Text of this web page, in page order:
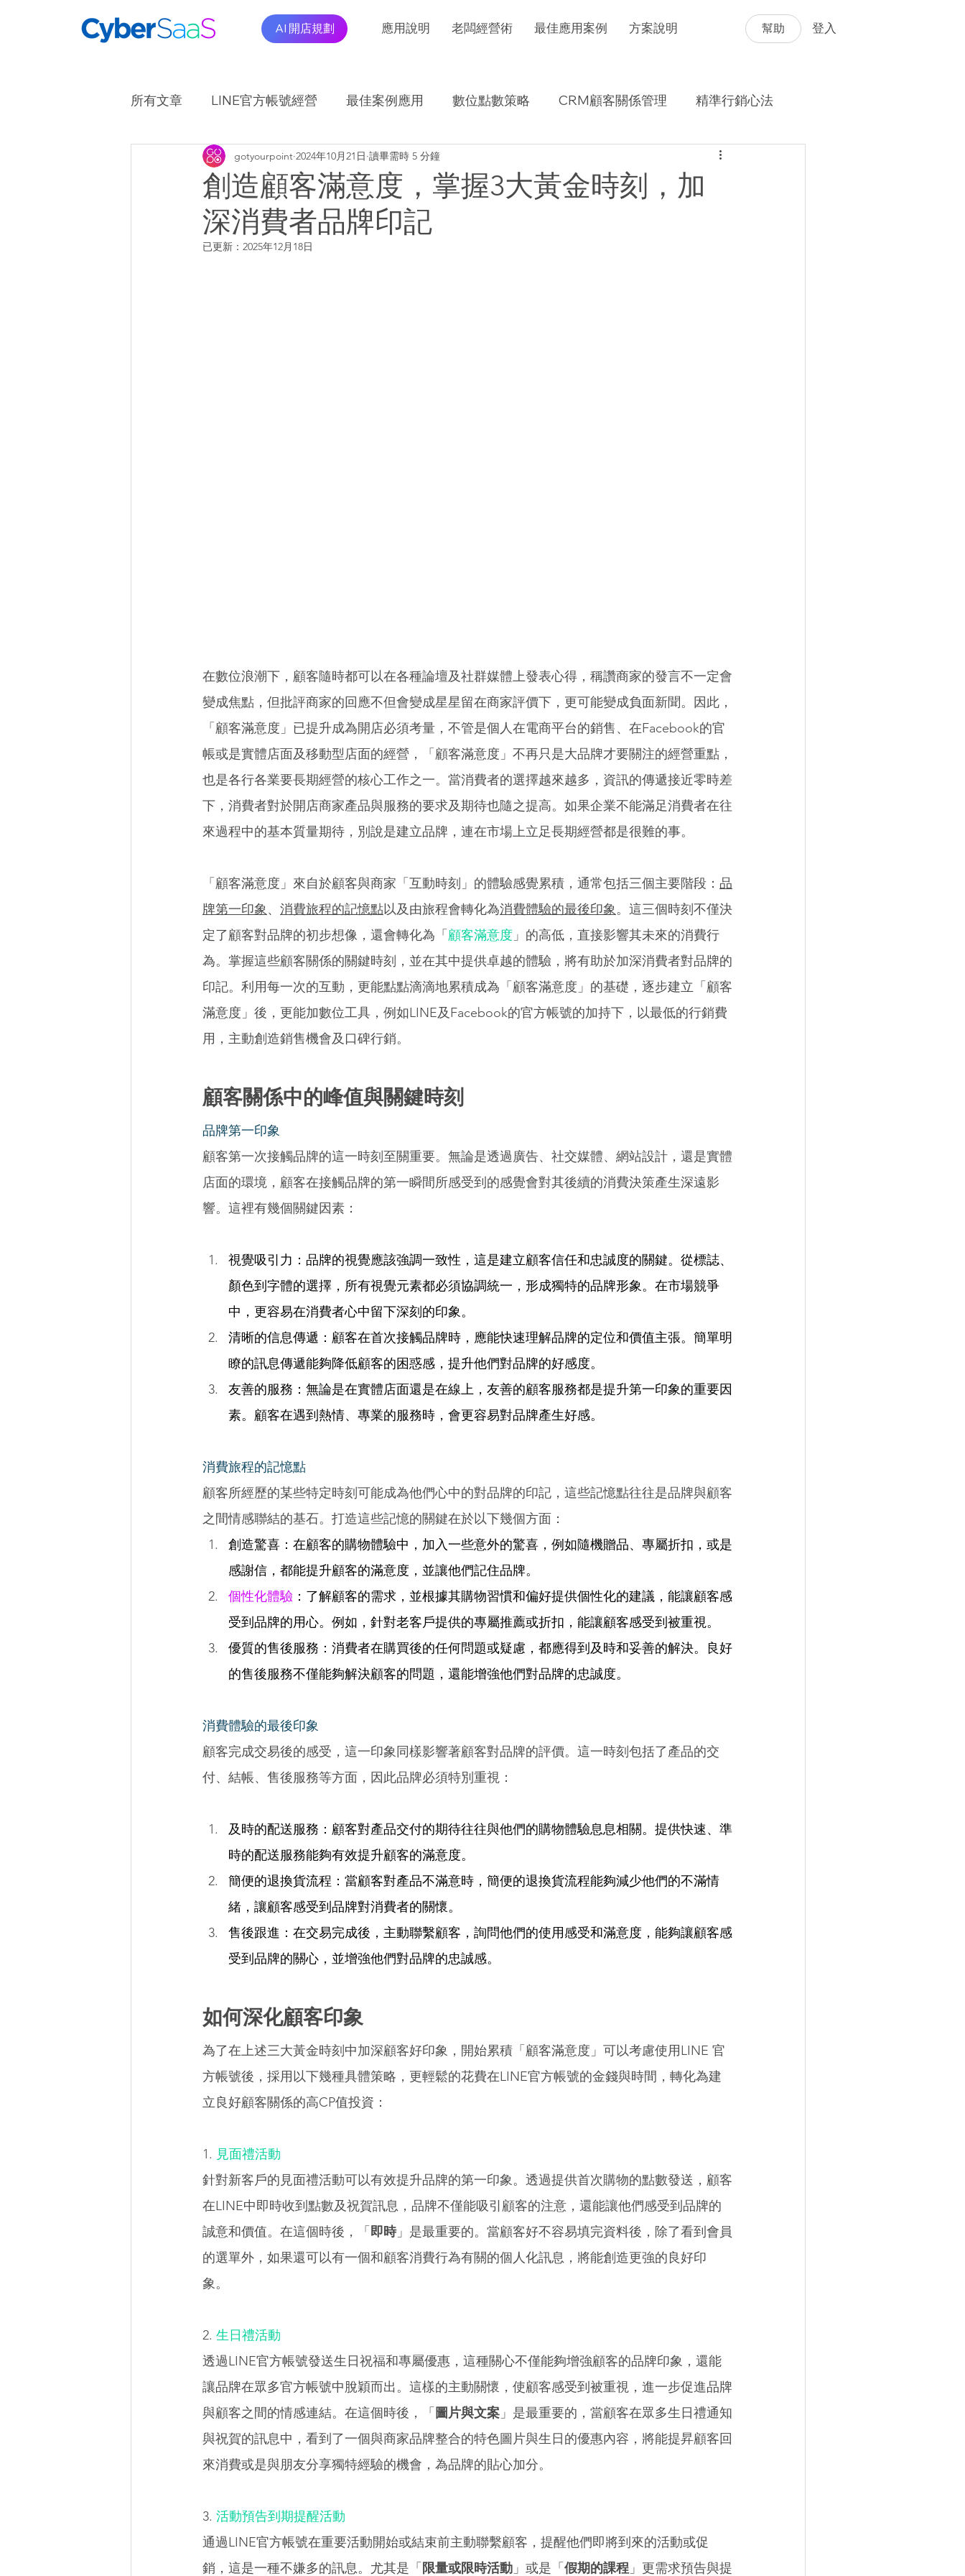
AI 開店規劃 應用說明 老闆經營術 最佳應用案例 方案說明 幫助 登入
所有文章 LINE官方帳號經營 最佳案例應用 數位點數策略 CRM顧客關係管理 精準行銷心法
OMO商圈應用實例 AI應用發展及趨勢 交易報表怎麼看
創造顧客滿意度，掌握3大黃金時刻，加
深消費者品牌印記
gotyourpoint 2024年10月21日 讀畢需時 5 分鐘
已更新： 2025年12月18日
在數位浪潮下，顧客隨時都可以在各種論壇及社群媒體上發表心得，稱讚商家的發言不一定會
變成焦點，但批評商家的回應不但會變成星星留在商家評價下，更可能變成負面新聞。因此，
「顧客滿意度」已提升成為開店必須考量，不管是個人在電商平台的銷售、在Facebook的官
帳或是實體店面及移動型店面的經營，「顧客滿意度」不再只是大品牌才要關注的經營重點，
也是各行各業要長期經營的核心工作之一。當消費者的選擇越來越多，資訊的傳遞接近零時差
下，消費者對於開店商家產品與服務的要求及期待也隨之提高。如果企業不能滿足消費者在往
來過程中的基本質量期待，別說是建立品牌，連在市場上立足長期經營都是很難的事。
「顧客滿意度」來自於顧客與商家「互動時刻」的體驗感覺累積，通常包括三個主要階段： 品
牌第一印象、 消費旅程的記憶點以及由旅程會轉化為消費體驗的最後印象。這三個時刻不僅決
定了顧客對品牌的初步想像，還會轉化為「 顧客滿意度 」的高低，直接影響其未來的消費行
為。掌握這些顧客關係的關鍵時刻，並在其中提供卓越的體驗，將有助於加深消費者對品牌的
印記。利用每一次的互動，更能點點滴滴地累積成為「顧客滿意度」的基礎，逐步建立「顧客
滿意度」後，更能加數位工具，例如LINE及Facebook的官方帳號的加持下，以最低的行銷費
用，主動創造銷售機會及口碑行銷。
顧客關係中的峰值與關鍵時刻
品牌第一印象
顧客第一次接觸品牌的這一時刻至關重要。無論是透過廣告、社交媒體、網站設計，還是實體
店面的環境，顧客在接觸品牌的第一瞬間所感受到的感覺會對其後續的消費決策產生深遠影
響。這裡有幾個關鍵因素：
視覺吸引力：品牌的視覺應該強調一致性，這是建立顧客信任和忠誠度的關鍵。從標誌、
顏色到字體的選擇，所有視覺元素都必須協調統一，形成獨特的品牌形象。在市場競爭
中，更容易在消費者心中留下深刻的印象。
清晰的信息傳遞：顧客在首次接觸品牌時，應能快速理解品牌的定位和價值主張。簡單明
瞭的訊息傳遞能夠降低顧客的困惑感，提升他們對品牌的好感度。
友善的服務：無論是在實體店面還是在線上，友善的顧客服務都是提升第一印象的重要因
素。顧客在遇到熱情、專業的服務時，會更容易對品牌產生好感。
消費旅程的記憶點
顧客所經歷的某些特定時刻可能成為他們心中的對品牌的印記，這些記憶點往往是品牌與顧客
之間情感聯結的基石。打造這些記憶的關鍵在於以下幾個方面：
創造驚喜：在顧客的購物體驗中，加入一些意外的驚喜，例如隨機贈品、專屬折扣，或是
感謝信，都能提升顧客的滿意度，並讓他們記住品牌。
個性化體驗 ：了解顧客的需求，並根據其購物習慣和偏好提供個性化的建議，能讓顧客感
受到品牌的用心。例如，針對老客戶提供的專屬推薦或折扣，能讓顧客感受到被重視。
優質的售後服務：消費者在購買後的任何問題或疑慮，都應得到及時和妥善的解決。良好
的售後服務不僅能夠解決顧客的問題，還能增強他們對品牌的忠誠度。
消費體驗的最後印象
顧客完成交易後的感受，這一印象同樣影響著顧客對品牌的評價。這一時刻包括了產品的交
付、結帳、售後服務等方面，因此品牌必須特別重視：
及時的配送服務：顧客對產品交付的期待往往與他們的購物體驗息息相關。提供快速、準
時的配送服務能夠有效提升顧客的滿意度。
簡便的退換貨流程：當顧客對產品不滿意時，簡便的退換貨流程能夠減少他們的不滿情
緒，讓顧客感受到品牌對消費者的關懷。
售後跟進：在交易完成後，主動聯繫顧客，詢問他們的使用感受和滿意度，能夠讓顧客感
受到品牌的關心，並增強他們對品牌的忠誠感。
如何深化顧客印象
為了在上述三大黃金時刻中加深顧客好印象，開始累積「顧客滿意度」可以考慮使用LINE 官
方帳號後，採用以下幾種具體策略，更輕鬆的花費在LINE官方帳號的金錢與時間，轉化為建
立良好顧客關係的高CP值投資：
1. 見面禮活動
針對新客戶的見面禮活動可以有效提升品牌的第一印象。透過提供首次購物的點數發送，顧客
在LINE中即時收到點數及祝賀訊息，品牌不僅能吸引顧客的注意，還能讓他們感受到品牌的
誠意和價值。在這個時後，「 即時」是最重要的。當顧客好不容易填完資料後，除了看到會員
的選單外，如果還可以有一個和顧客消費行為有關的個人化訊息，將能創造更強的良好印
象。
2. 生日禮活動
透過LINE官方帳號發送生日祝福和專屬優惠，這種關心不僅能夠增強顧客的品牌印象，還能
讓品牌在眾多官方帳號中脫穎而出。這樣的主動關懷，使顧客感受到被重視，進一步促進品牌
與顧客之間的情感連結。在這個時後，「 圖片與文案 」是最重要的，當顧客在眾多生日禮通知
與祝賀的訊息中，看到了一個與商家品牌整合的特色圖片與生日的優惠內容，將能提昇顧客回
來消費或是與朋友分享獨特經驗的機會，為品牌的貼心加分。
3. 活動預告到期提醒活動
通過LINE官方帳號在重要活動開始或結束前主動聯繫顧客，提醒他們即將到來的活動或促
銷，這是一種不嫌多的訊息。尤其是「 限量或限時活動 」或是「 假期的課程 」更需求預告與提